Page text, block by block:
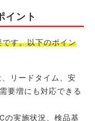
イント
す。以下のポイン
リードタイム、安
要増にも対応できる
の実施状況、検品基